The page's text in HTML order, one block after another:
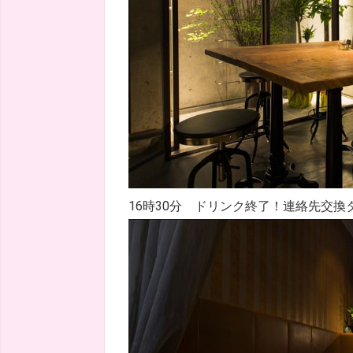
16時30分 ドリンク終了！連絡先交換